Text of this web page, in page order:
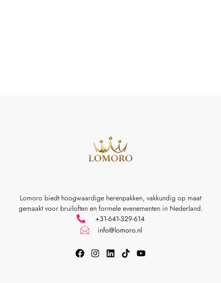
Lomoro biedt hoogwaardige herenpakken, vakkundig op maat
gemaakt voor bruiloften en formele evenementen in Nederland.
+31-641-329-614
info@lomoro.nl